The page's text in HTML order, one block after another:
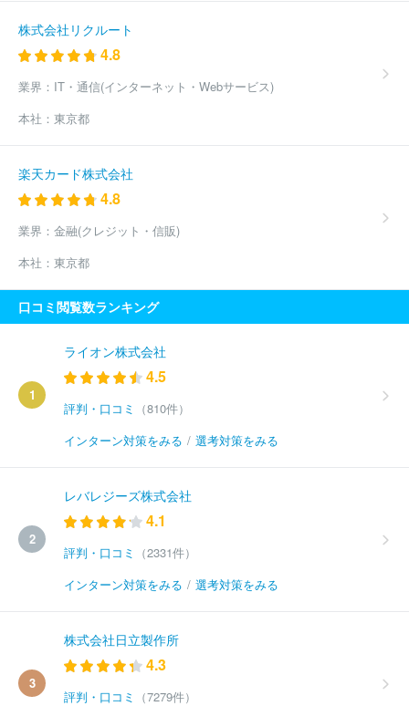
株式会社リクルート
4.8
業界： IT・通信(インターネット・Webサービス)
本社： 東京都
楽天カード株式会社
4.8
業界： 金融(クレジット・信販)
本社： 東京都
口コミ閲覧数ランキング
1
ライオン株式会社
4.5
評判・口コミ
（810件）
インターン対策をみる / 選考対策をみる
2
レバレジーズ株式会社
4.1
評判・口コミ
（2331件）
インターン対策をみる / 選考対策をみる
3
株式会社日立製作所
4.3
評判・口コミ
（7279件）